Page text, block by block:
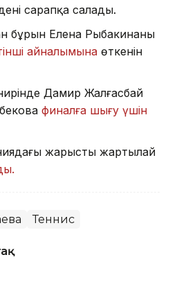
сарапқа салады.
бұрын Елена Рыбакинаның
айналымына өткенін
Дамир Жалғасбай
финалға шығу үшін
жарыстың жартылай
Теннис